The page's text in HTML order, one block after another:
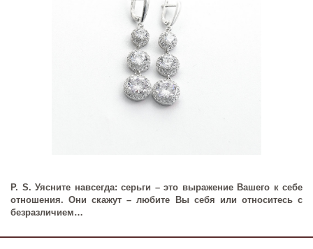
P. S. Уясните навсегда: серьги – это выражение Вашего к себе
отношения. Они скажут – любите Вы себя или относитесь с
безразличием…